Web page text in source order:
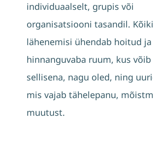
individuaalselt, grupis või
organisatsiooni tasandil. Kõiki
lähenemisi ühendab hoitud ja
hinnanguvaba ruum, kus
sellisena, nagu oled, ning
mis vajab tähelepanu,
muutust.